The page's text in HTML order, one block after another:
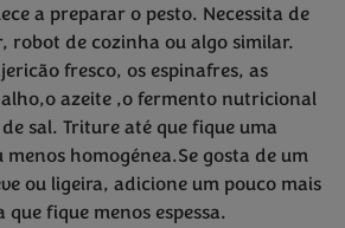
a preparar o pesto. Necessita de
robot de cozinha ou algo similar.
fresco, os espinafres, as
azeite ,o fermento nutricional
sal. Triture até que fique uma
menos homogénea.Se gosta de um
ou ligeira, adicione um pouco mais
que fique menos espessa.